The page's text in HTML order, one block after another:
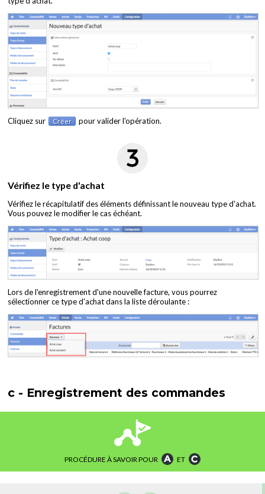
Cliquez sur Créer pour valider l'opération.
Vérifiez le type d'achat
Vérifiez le récapitulatif des éléments définissant le nouveau type d'achat.
Vous pouvez le modifier le cas échéant.
Lors de l'enregistrement d'une nouvelle facture, vous pourrez
sélectionner ce type d'achat dans la liste déroulante :
c - Enregistrement des commandes
PROCÉDURE À SAVOIR POUR ET